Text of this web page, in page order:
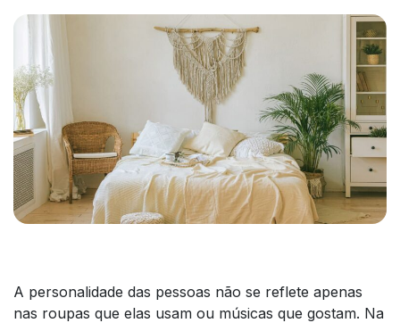
A personalidade das pessoas não se reflete apenas
nas roupas que elas usam ou músicas que gostam. Na